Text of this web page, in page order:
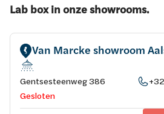
Lab boxin onze showrooms.
Van Marcke showroom
Gentsesteenweg 386
Gesloten